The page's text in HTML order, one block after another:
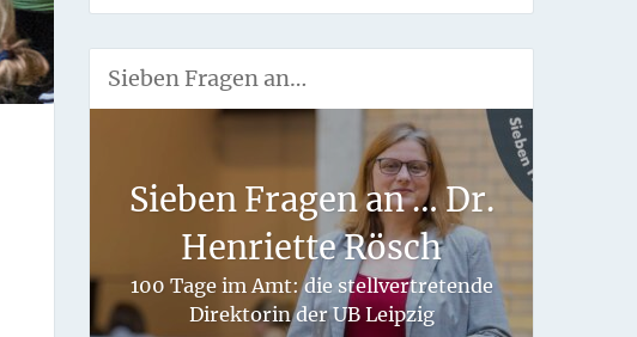
Sieben Fragen an…
Sieben Fragen an … Dr.
Henriette Rösch
100 Tage im Amt: die stellvertretende
Direktorin der UB Leipzig